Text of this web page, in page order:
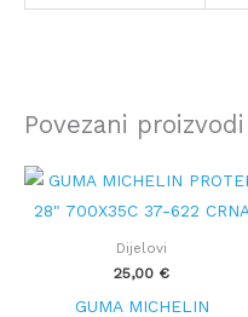
Povezani proizvodi
Dijelovi
25,00 €
GUMA MICHELIN